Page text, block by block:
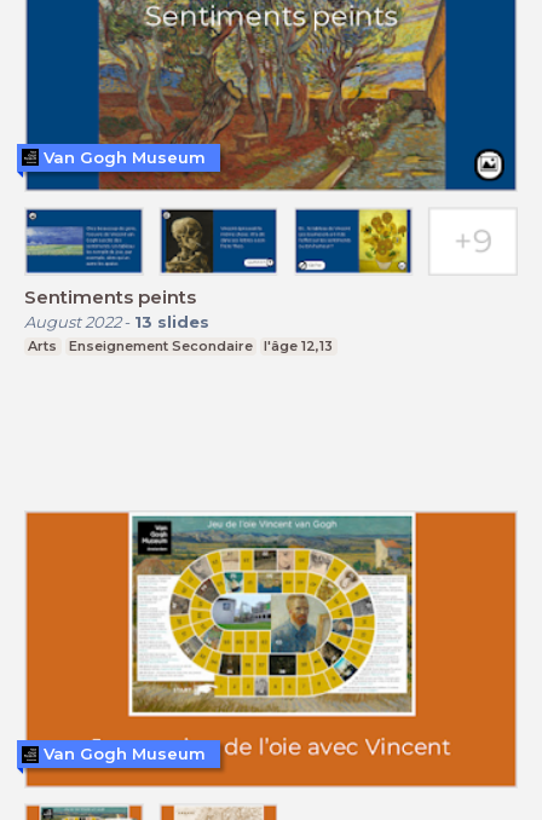
Sentiments peints
August 2022- 13 slides
Arts Enseignement Secondaire l'âge 12,13
Van Gogh Museum
Van Gogh Museum